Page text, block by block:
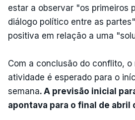
estar a observar "os primeiros
diálogo político entre as
positiva em relação a uma
Com a conclusão do conflito, o
atividade é esperado para o
semana. A previsão inicial
apontava para o final de abril